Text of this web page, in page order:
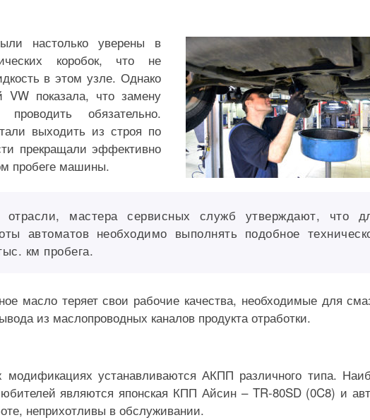
настолько уверены в
коробок, что не
в этом узле. Однако
VW показала, что замену
обязательно.
выходить из строя по
прекращали эффективно
пробеге машины.
отрасли, мастера сервисных служб утверждают, что
автоматов необходимо выполнять подобное
км пробега.
масло теряет свои рабочие качества, необходимые для
из маслопроводных каналов продукта отработки.
устанавливаются АКПП различного типа.
являются японская КПП Айсин – TR-80SD (0C8) и
неприхотливы в обслуживании.